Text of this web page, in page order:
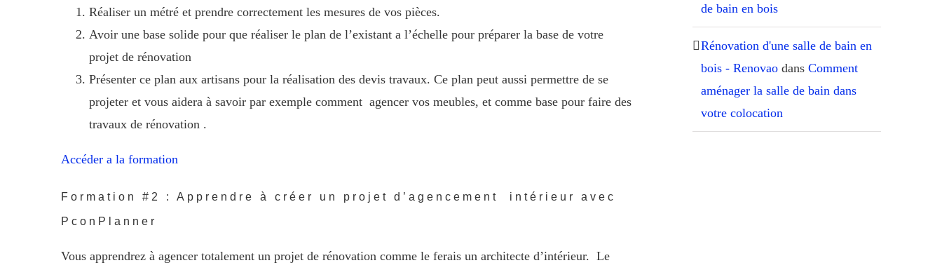
Réaliser un métré et prendre correctement les mesures de vos pièces.
Avoir une base solide pour que réaliser le plan de l’existant a l’échelle pour préparer la base de votre
projet de rénovation
Présenter ce plan aux artisans pour la réalisation des devis travaux. Ce plan peut aussi permettre de se
projeter et vous aidera à savoir par exemple comment agencer vos meubles, et comme base pour faire des
travaux de rénovation .
Accéder a la formation
Formation #2 : Apprendre à créer un projet d’agencement intérieur avec
PconPlanner
Vous apprendrez à agencer totalement un projet de rénovation comme le ferais un architecte d’intérieur. Le
de bain en bois
Rénovation d'une salle de bain en
bois - Renovaodans Comment
aménager la salle de bain dans
votre colocation